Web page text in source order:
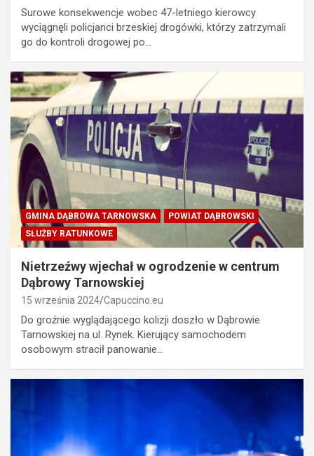
Surowe konsekwencje wobec 47-letniego kierowcy
wyciągnęli policjanci brzeskiej drogówki, którzy zatrzymali
go do kontroli drogowej po…
GMINA DĄBROWA TARNOWSKA
POWIAT DĄBROWSKI
SŁUŻBY RATUNKOWE
Nietrzeźwy wjechał w ogrodzenie w centrum
Dąbrowy Tarnowskiej
15 września 2024 Capuccino.eu
Do groźnie wyglądającego kolizji doszło w Dąbrowie
Tarnowskiej na ul. Rynek. Kierujący samochodem
osobowym stracił panowanie…